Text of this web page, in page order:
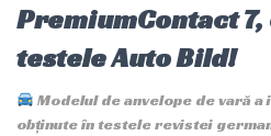
PremiumContact
testele Auto Bild!
Modelul de anvelope de vară
obținute în testele revistei